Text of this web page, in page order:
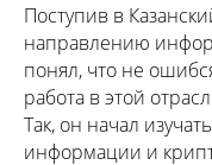
Поступив в
направлению
понял, что не
работа в этой
Так, он начал
информации и